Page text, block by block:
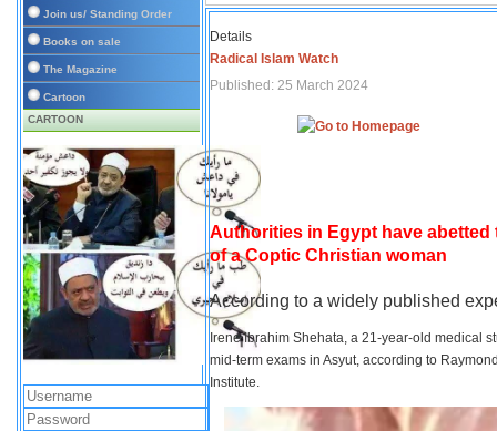
Join us/ Standing Order
Books on sale
The Magazine
Cartoon
CARTOON
Details
Radical Islam Watch
Published: 25 March 2024
Authorities in Egypt have
of a Coptic Christian woman
According to a widely published
Irene Ibrahim Shehata, a 21-year-old medical
mid-term exams in Asyut, according to
Institute.